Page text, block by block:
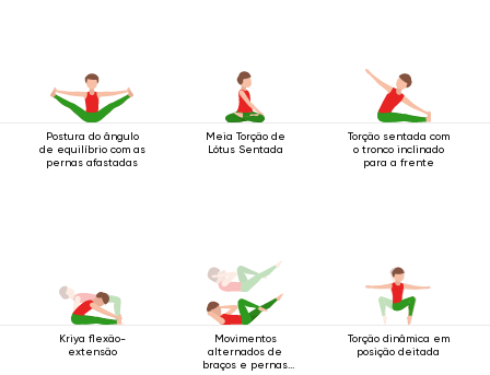
Postura do ângulo
de equilíbrio com as
pernas afastadas
Meia Torção de
Lótus Sentada
Torção sentada com
o tronco inclinado
para a frente
Kriya flexão-
extensão
Movimentos
alternados de
braços e pernas
Torção dinâmica em
posição deitada